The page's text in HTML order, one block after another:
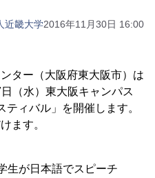
近畿大学2016年11月30日 16:00
ター（大阪府東大阪市）は
（水）東大阪キャンパス
ィバル」を開催します。
ます。
生が日本語でスピーチ